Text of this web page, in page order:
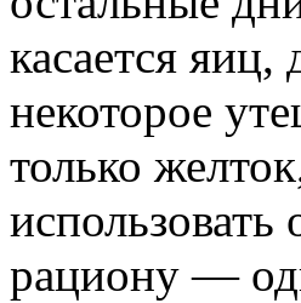
касается
некоторое
только
рациону —